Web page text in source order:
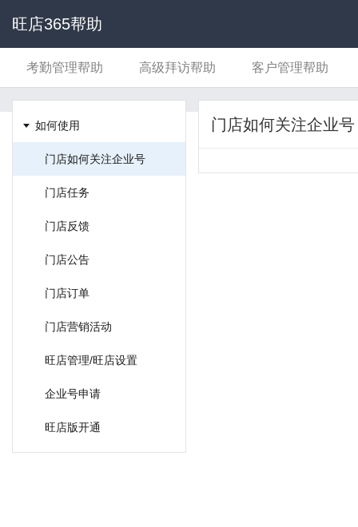
旺店365帮助
考勤管理帮助 高级拜访帮助 客户管理帮助
如何使用
门店如何关注企业号
门店任务
门店反馈
门店公告
门店订单
门店营销活动
旺店管理/旺店设置
企业号申请
旺店版开通
门店如何关注企业号